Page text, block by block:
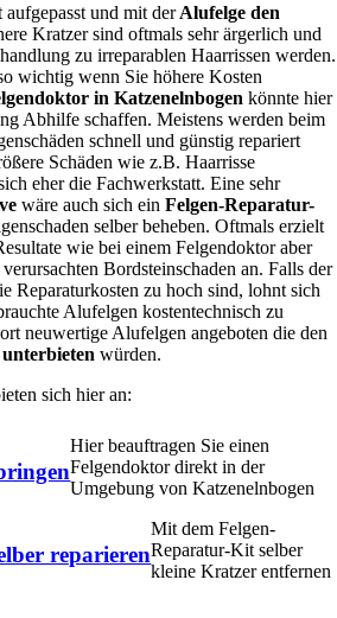
und mit derAlufelge den
Kratzer sind oftmals sehr ärgerlich und
zu irreparablen Haarrissen werden.
wichtig wenn Sie höhere Kosten
in Katzenelnbogen könnte hier
Abhilfe schaffen. Meistens werden beim
schnell und günstig repariert
Schäden wie z.B. Haarrisse
eher die Fachwerkstatt. Eine sehr
wäre auch sich einFelgen-Reparatur-
selber beheben. Oftmals erzielt
wie bei einem Felgendoktor aber
Bordsteinschaden an. Falls der
Reparaturkosten zu hoch sind, lohnt sich
Alufelgen kostentechnisch zu
neuwertige Alufelgen angeboten die den
würden.
sich hier an:
Hier beauftragen Sie einen
Felgendoktor direkt in der
Umgebung von Katzenelnbogen
reparieren
Mit dem Felgen-
Reparatur-Kit selber
kleine Kratzer entfernen